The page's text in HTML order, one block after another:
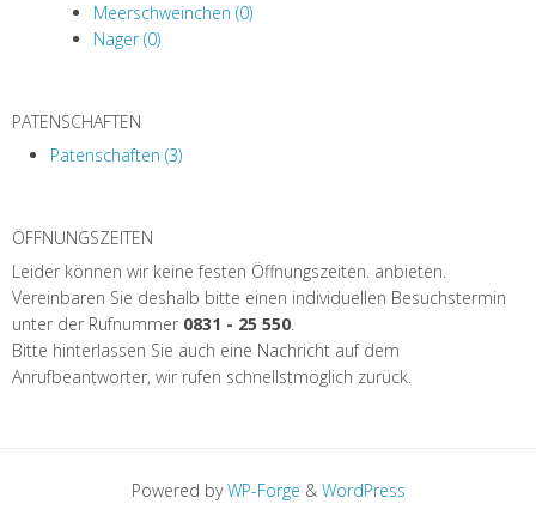
Meerschweinchen (0)
Nager (0)
PATENSCHAFTEN
Patenschaften (3)
ÖFFNUNGSZEITEN
Leider können wir keine festen Öffnungszeiten. anbieten.
Vereinbaren Sie deshalb bitte einen individuellen Besuchstermin
unter der Rufnummer 0831 - 25 550.
Bitte hinterlassen Sie auch eine Nachricht auf dem
Anrufbeantworter, wir rufen schnellstmöglich zurück.
Powered byWP-Forge & WordPress